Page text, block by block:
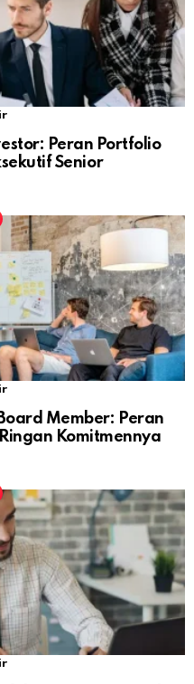
Peran Portfolio
Senior
Member: Peran
Komitmennya